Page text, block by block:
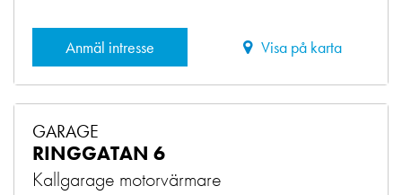
Anmäl intresse Visa på karta
GARAGE
RINGGATAN 6
Kallgarage motorvärmare